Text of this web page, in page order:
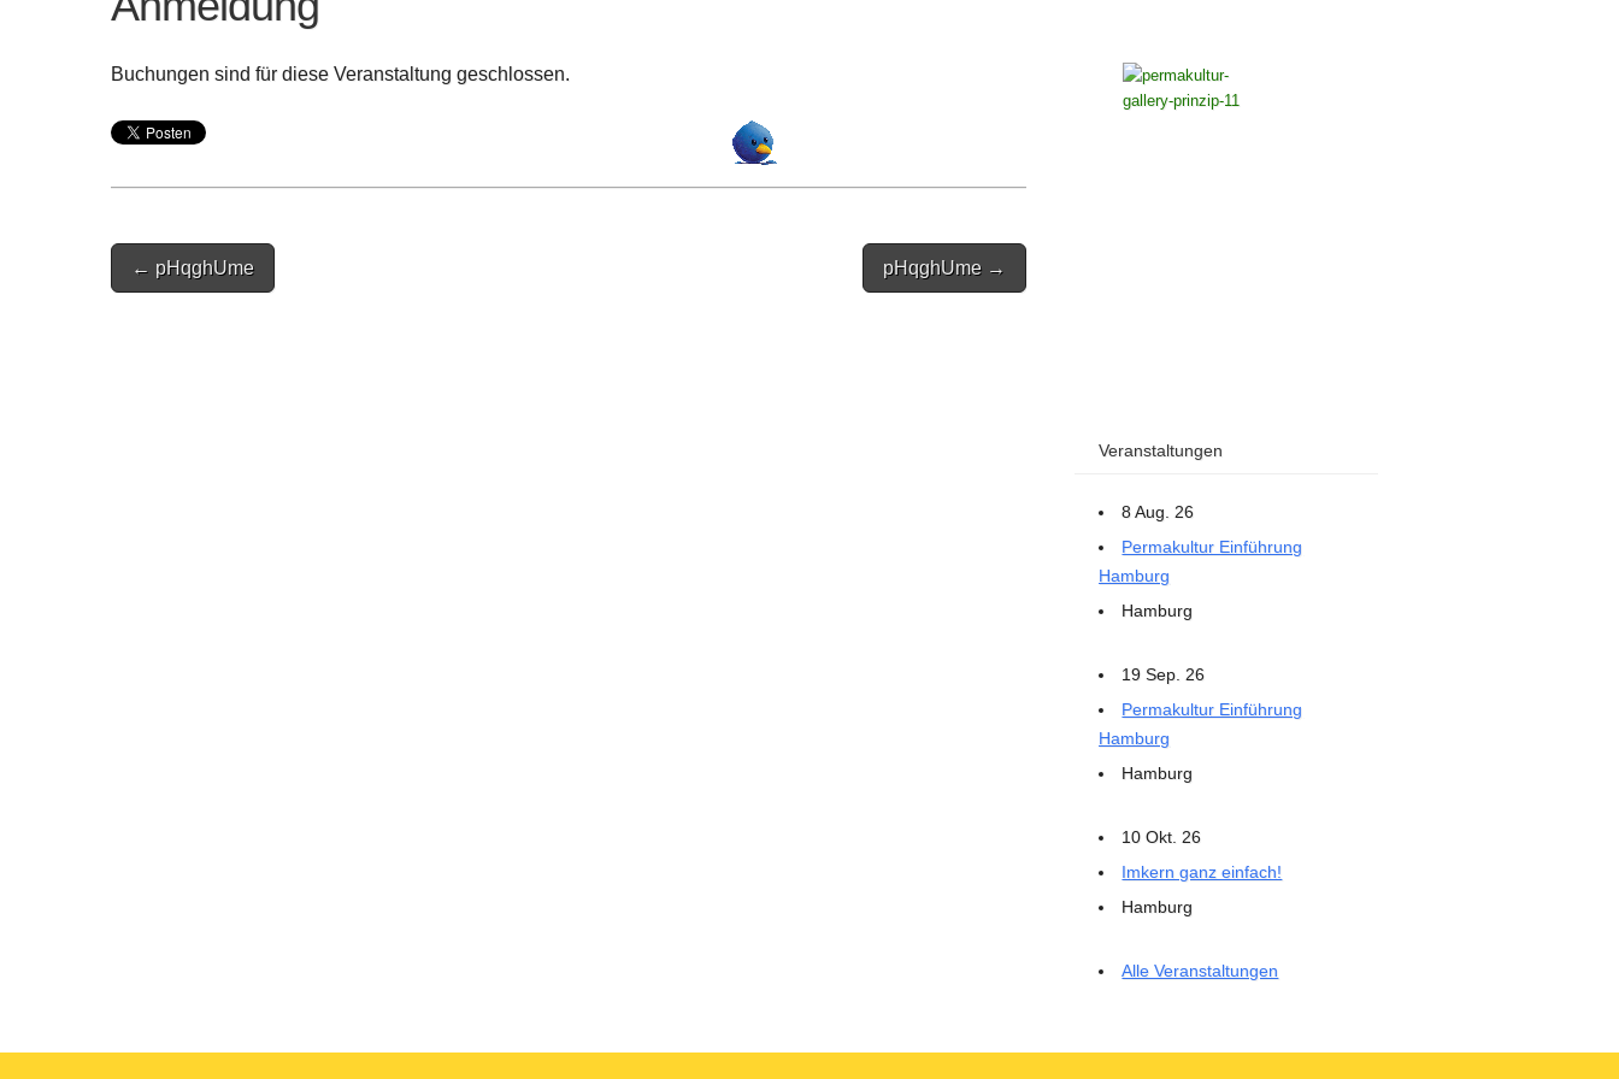
Buchungen sind für diese Veranstaltung geschlossen.
Post
navigation
← pHqghUme pHqghUme →
Veranstaltungen
8 Aug. 26
Permakultur Einführung
Hamburg
Hamburg
19 Sep. 26
Permakultur Einführung
Hamburg
Hamburg
10 Okt. 26
Imkern ganz einfach!
Hamburg
Alle Veranstaltungen